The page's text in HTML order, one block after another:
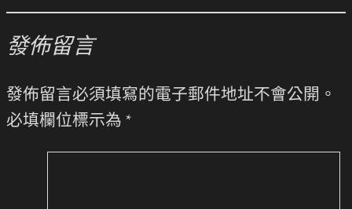
發佈留言
發佈留言必須填寫的電子郵件地址不會公開。
必填欄位標示為 *